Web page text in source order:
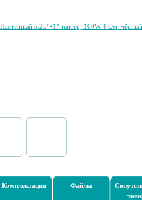
Комплектация Файлы